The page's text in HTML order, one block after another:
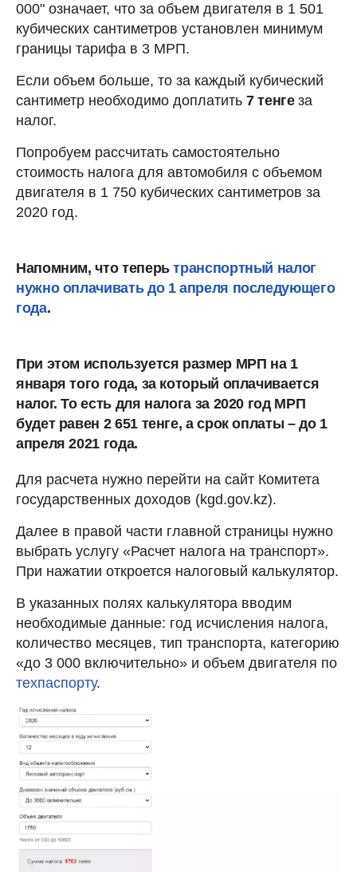
000" означает, что за объем двигателя в 1 501
кубических сантиметров установлен минимум
границы тарифа в 3 МРП.
Если объем больше, то за каждый кубический
сантиметр необходимо доплатить 7 тенгеза
налог.
Попробуем рассчитать самостоятельно
стоимость налога для автомобиля с объемом
двигателя в 1 750 кубических сантиметров за
2020 год.
Напомним, что теперьтранспортный налог
нужно оплачивать до 1 апреля последующего
года.
При этом используется размер МРП на 1
января того года, за который оплачивается
налог. То есть для налога за 2020 год МРП
будет равен 2 651 тенге, а срок оплаты – до 1
апреля 2021 года.
Для расчета нужно перейти на сайт Комитета
государственных доходов (kgd.gov.kz).
Далее в правой части главной страницы нужно
выбрать услугу «Расчет налога на транспорт».
При нажатии откроется налоговый калькулятор.
В указанных полях калькулятора вводим
необходимые данные: год исчисления налога,
количество месяцев, тип транспорта, категорию
«до 3 000 включительно» и объем двигателя по
техпаспорту.